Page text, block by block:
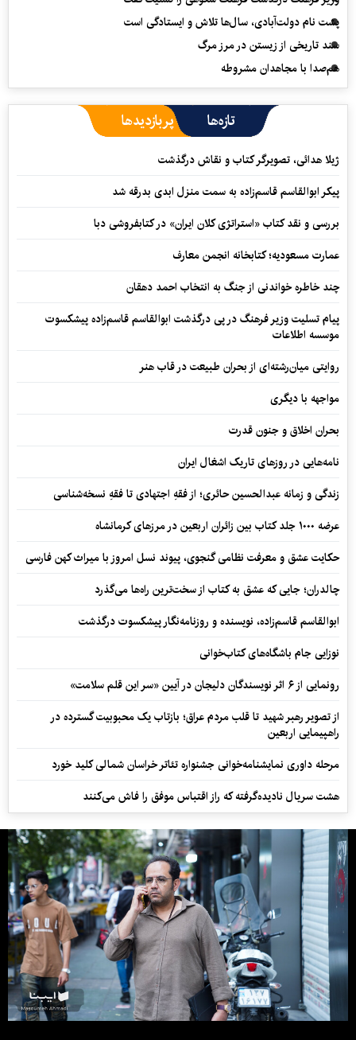
پشت نام دولت‌آبادی، سال‌ها تلاش و ایستادگی است
سند تاریخی از زیستن در مرز مرگ
هم‌صدا با مجاهدان مشروطه
تازه‌ها پربازدیدها
ژیلا هدائی، تصویرگر کتاب و نقاش درگذشت
پیکر ابوالقاسم قاسم‌زاده به سمت منزل ابدی بدرقه شد
بررسی و نقد کتاب «استراتژی کلان ایران» در کتابفروشی دبا
عمارت مسعودیه؛ کتابخانه انجمن معارف
چند خاطره خواندنی از جنگ به انتخاب احمد دهقان
پیام تسلیت وزیر فرهنگ در پی درگذشت ابوالقاسم قاسم‌زاده پیشکسوت
موسسه اطلاعات
روایتی میان‌رشته‌ای از بحران طبیعت در قاب هنر
مواجهه با دیگری
بحران اخلاق و جنون قدرت
نامه‌هایی در روزهای تاریک اشغال ایران
زندگی و زمانه عبدالحسین حائری؛ از فقهِ اجتهادی تا فقهِ نسخه‌شناسی
عرضه ۱۰۰۰ جلد کتاب بین زائران اربعین در مرزهای کرمانشاه
حکایت عشق و معرفت نظامی گنجوی، پیوند نسل امروز با میراث کهن فارسی
چالدران؛ جایی که عشق به کتاب از سخت‌ترین راه‌ها می‌گذرد
ابوالقاسم قاسم‌زاده، نویسنده و روزنامه‌نگار پیشکسوت درگذشت
نوزایی جام باشگاه‌های کتاب‌خوانی
رونمایی از ۶ اثر نویسندگان دلیجان در آیین «سر این قلم سلامت»
از تصویر رهبر شهید تا قلب مردم عراق؛ بازتاب یک محبوبیت گسترده در
راهپیمایی اربعین
مرحله داوری نمایشنامه‌خوانی جشنواره تئاتر خراسان شمالی کلید خورد
هشت سریال نادیده‌گرفته که راز اقتباس موفق را فاش می‌کنند